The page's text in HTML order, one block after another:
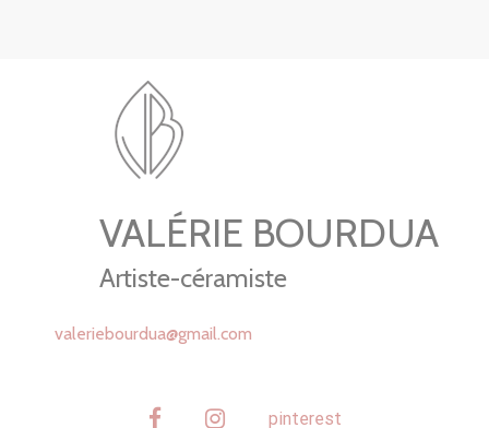
VALÉRIE BOURDUA
Artiste-céramiste
valeriebourdua@gmail.com
facebookinstagrampinterest